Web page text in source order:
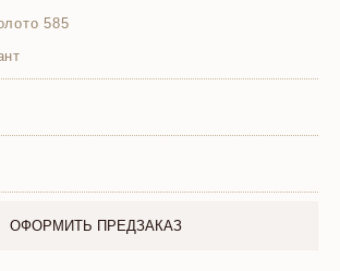
585
ОФОРМИТЬ ПРЕДЗАКАЗ